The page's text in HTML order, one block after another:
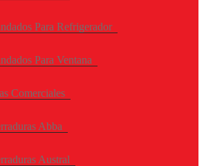
Para Refrigerador
Para Ventana
Comerciales
Abba
Austral